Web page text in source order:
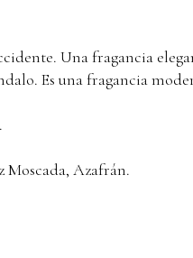
Una fragancia
Es una fragancia
Moscada, Azafrán.